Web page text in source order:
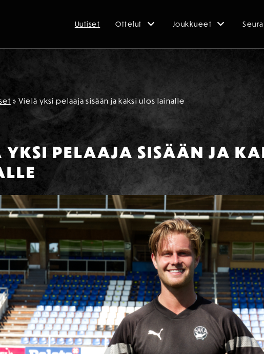
Uutiset Ottelut Joukkueet Seura
» Vielä yksi pelaaja sisään ja kaksi ulos lainalle
PELAAJA SISÄÄN JA